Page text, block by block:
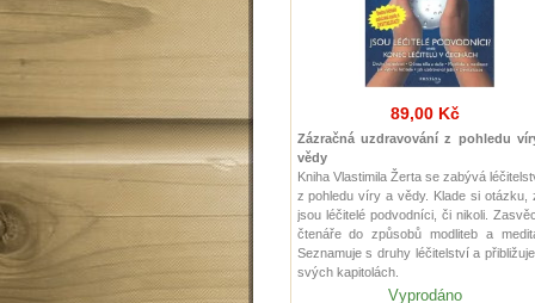
89,00 Kč
Zázračná uzdravování z pohledu
vědy
Kniha Vlastimila Žerta se zabývá
z pohledu víry a vědy. Klade si otázku,
jsou léčitelé podvodníci, či nikoli.
čtenáře do způsobů modliteb a
Seznamuje s druhy léčitelství a
svých kapitolách.
Vyprodáno